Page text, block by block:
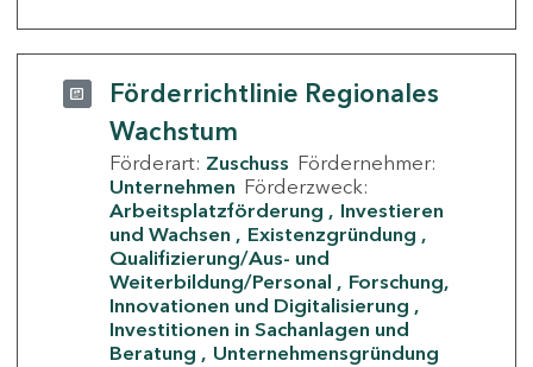
Förderrichtlinie Regionales
Wachstum
Förderart: Zuschuss Fördernehmer:
Unternehmen Förderzweck:
Arbeitsplatzförderung
Investieren
und Wachsen
Existenzgründung
Qualifizierung/Aus- und
Weiterbildung/Personal
Forschung,
Innovationen und Digitalisierung
Investitionen in Sachanlagen und
Beratung
Unternehmensgründung